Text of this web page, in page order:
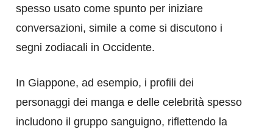
spesso usato come spunto per iniziare
conversazioni, simile a come si discutono i
segni zodiacali in Occidente.
In Giappone, ad esempio, i profili dei
personaggi dei manga e delle celebrità spesso
includono il gruppo sanguigno, riflettendo la